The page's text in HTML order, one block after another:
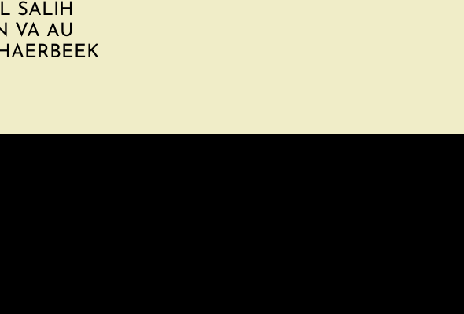
SALIH
VA AU